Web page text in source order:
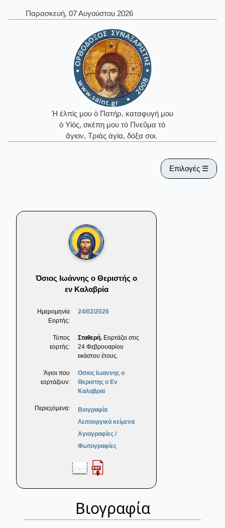
Παρασκευή, 07 Αυγούστου 2026
Ἡ ἐλπίς μου ὁ Πατήρ, καταφυγή μου
ὁ Υἱός, σκέπη μου τὸ Πνεῦμα τὸ
ἅγιον, Τριὰς ἁγία, δόξα σοι.
Επιλογές ☰
Όσιος Ιωάννης ο Θεριστής ο
εν Καλαβρία
Ημερομηνία
Εορτής:
24/02/2026
Τύπος
εορτής:
Σταθερή. Εορτάζει στις
24 Φεβρουαρίου
εκάστου έτους.
Άγιοι που
εορτάζουν:
Οσιος Ιωαννης ο
Θεριστης ο Εν
Καλαβρια
Περιεχόμενα:
Βιογραφία
Λειτουργικά κείμενα
Αγιογραφίες /
Φωτογραφίες
Βιογραφία